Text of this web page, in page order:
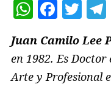
Juan Camilo Lee
en 1982. Es
Arte y Profesional